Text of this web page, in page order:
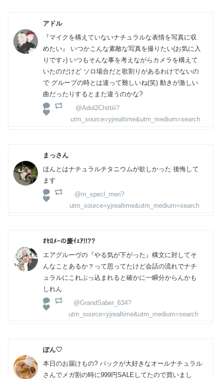
アドル
『マイクを構えていないナチュラルな表情を写真に収
めたい』 いつかこんな素敵な写真を撮りたい(お気に入
りです♪) いつもそんな事を考えながらカメラを構えて
いたのだけど ソロ場合だと歌割りがあるわけでないの
で グループの時とは違って難しいね(笑) 動きが激しい
曲だったりするとまた違うのかな?
@Adol2Chittiii?
utm_source=yjrealtime&utm_medium=search
まっさん
ほんとはナチュラルチタニウムが欲しかった 後悔して
ます
@m_specl_meri?
utm_source=yjrealtime&utm_medium=search
ｵｾﾛﾒｰの慶ｲｪｱ!!??
エアグルーヴの『やる気が下がった』構文に対してそ
んなことあるか？って思ってたけど会話の流れでナチ
ュラルにこれぶっ込まれると確かに一瞬分からんかも
しれん
@GrandSaber_634?
utm_source=yjrealtime&utm_medium=search
ぽん♡
本日のお届けもの? パックが大好きなオールナチュラル
さんでメガ割の時に999円SALEしてたので買いまし